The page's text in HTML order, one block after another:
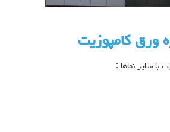
ورق کامپوزیت
با سایر نماها :